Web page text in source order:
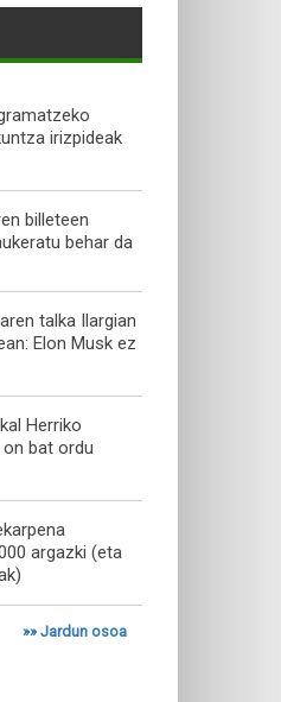
irizpideak
billeteen
behar da
talka Ilargian
Elon Musk ez
Herriko
bat ordu
argazki (eta
»»Jardun osoa